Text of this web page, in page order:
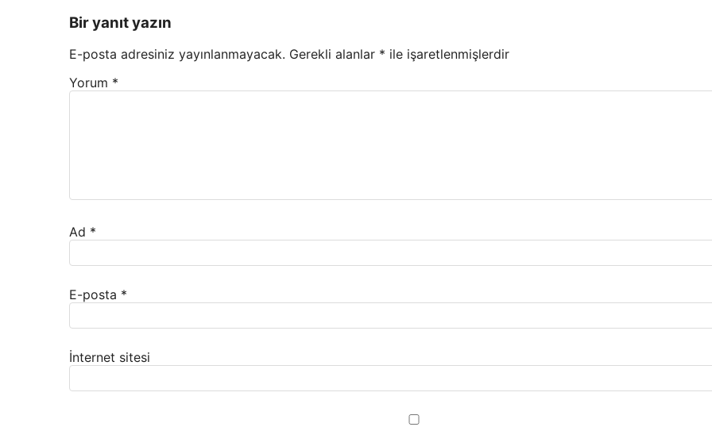
Bir yanıt yazın
E-posta adresiniz yayınlanmayacak. Gerekli alanlar * ile işaretlenmişlerdir
Yorum *
Ad *
E-posta *
İnternet sitesi